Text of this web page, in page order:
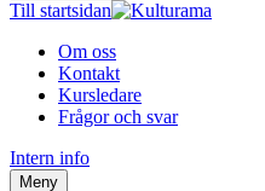
Till startsidan
Om oss
Kontakt
Kursledare
Frågor och svar
Intern info
Meny